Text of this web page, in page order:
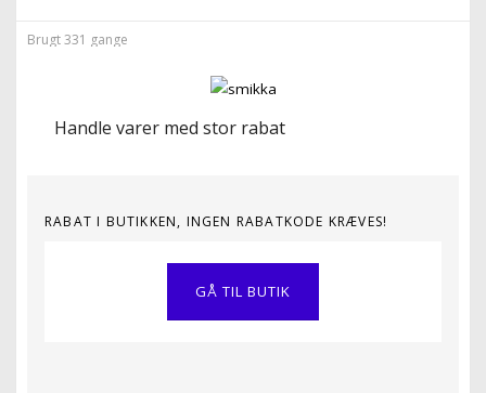
Brugt 331 gange
Handle varer med stor rabat
RABAT I BUTIKKEN, INGEN RABATKODE KRÆVES!
GÅ TIL BUTIK